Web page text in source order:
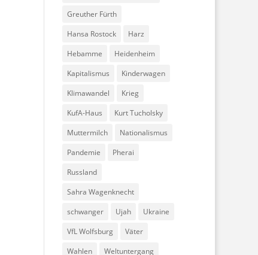
Greuther Fürth
Hansa Rostock
Harz
Hebamme
Heidenheim
Kapitalismus
Kinderwagen
Klimawandel
Krieg
KufA-Haus
Kurt Tucholsky
Muttermilch
Nationalismus
Pandemie
Pherai
Russland
Sahra Wagenknecht
schwanger
Ujah
Ukraine
VfL Wolfsburg
Väter
Wahlen
Weltuntergang